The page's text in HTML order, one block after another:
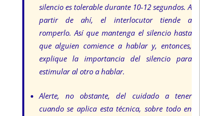
silencio es tolerable durante 10-12 segundos. A
partir de ahí, el interlocutor tiende a
romperlo. Así que mantenga el silencio hasta
que alguien comience a hablar y, entonces,
explique la importancia del silencio para
estimular al otro a hablar.
Alerte, no obstante, del cuidado a tener
cuando se aplica esta técnica, sobre todo en